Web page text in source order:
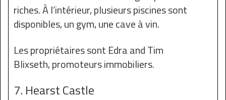
riches. À l’intérieur, plusieurs piscines sont
disponibles, un gym, une cave à vin.
Les propriétaires sont Edra and Tim
Blixseth, promoteurs immobiliers.
7. Hearst Castle